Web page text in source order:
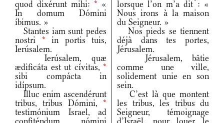
quod dixérunt mihi: * «
In domum Dómini
íbimus. »
lorsque l’on m’a dit : «
Nous irons à la maison
du Seigneur. »
Stantes iam sunt pedes
nostri * in portis tuis,
Ierúsalem.
Nos pieds se tiennent
déjà dans tes portes,
Jérusalem.
Ierúsalem, quæ
ædificáta est ut cívitas, *
sibi compácta in
idípsum.
Jérusalem, bâtie
comme une ville,
solidement unie en son
sein.
Illuc enim ascendérunt
tribus, tribus Dómini, *
testimónium Israel, ad
C’est là que montent
les tribus, les tribus du
Seigneur, témoignage